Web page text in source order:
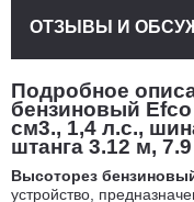
Подробное
бензиновый Efco
см3., 1,4 л.с.,
штанга 3.12 м, 7.9
Высоторез
устройство,
ОТЗЫВЫ И